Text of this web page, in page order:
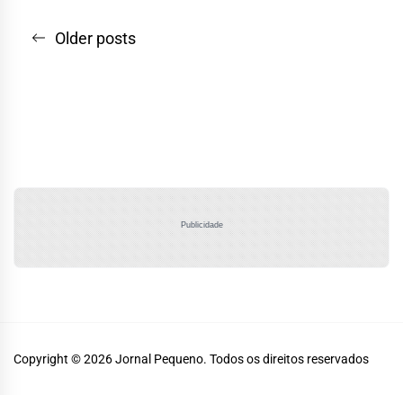
Navegação
Older posts
Publicidade
Copyright © 2026Jornal Pequeno. Todos os direitos reservados